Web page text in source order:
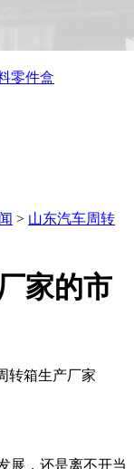
零件盒
> 山东汽车周转
家的市
转箱生产厂家
展，还是离不开当